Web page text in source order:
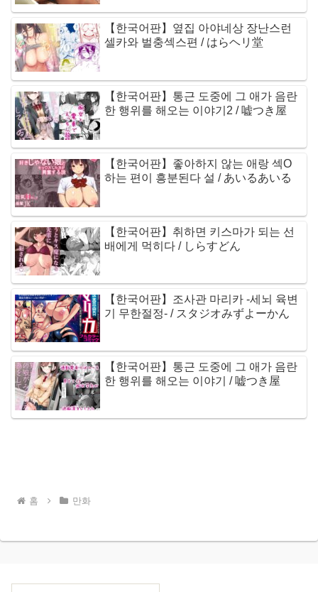
【한국어판】옆집 아야네상 장난스런
셀카와 벌충섹스편 / はらヘリ堂
【한국어판】통근 도중에 그 애가 음란
한 행위를 해오는 이야기2 / 嘘つき屋
【한국어판】좋아하지 않는 애랑 섹O
하는 편이 흥분된다 설 / あいるあいる
【한국어판】취하면 키스마가 되는 선
배에게 먹히다 / しらすどん
【한국어판】조사관 마리카 -세뇌 육변
기 무한절정- / スタジオみずよーかん
【한국어판】통근 도중에 그 애가 음란
한 행위를 해오는 이야기 / 嘘つき屋
홈 만화